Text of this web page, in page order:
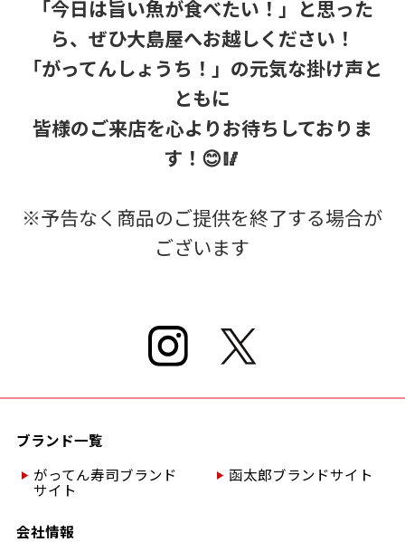
「今日は旨い魚が食べたい！」と思った
ら、ぜひ大島屋へお越しください！
「がってんしょうち！」の元気な掛け声と
ともに
皆様のご来店を心よりお待ちしておりま
す！😊🥢
※予告なく商品のご提供を終了する場合が
ございます
ブランド一覧
がってん寿司ブランド
サイト
函太郎ブランドサイト
会社情報